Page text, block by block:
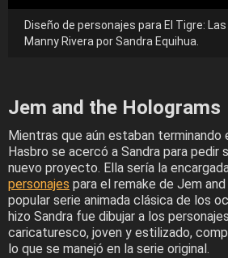
Diseño de personajes para El Tigre:
Manny Rivera por Sandra Equihua.
Jem and the Holograms
Mientras que aún estaban terminando
Hasbro se acercó a Sandra para pedir
nuevo proyecto. Ella sería la
personajes para el remake de Jem
popular serie animada clásica de los
hizo Sandra fue dibujar a los
caricaturesco, joven y estilizado,
lo que se manejó en la serie original.